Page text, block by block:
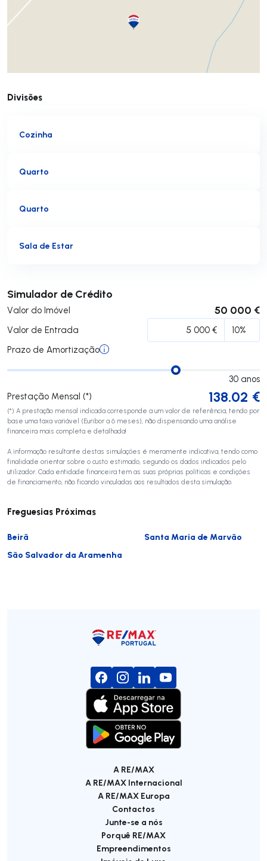
Divisões
Cozinha
Quarto
Quarto
Sala de Estar
Simulador de Crédito
Valor do Imóvel 50 000 €
Valor de Entrada
Prazo de Amortização
30 anos
Prestação Mensal (*)
138.02 €
(*) A prestação mensal indicada corresponde a um valor de referência, tendo por
base uma taxa variável (Euribor a 6 meses), não dispensando uma análise
financeira mais completa e detalhada!
A informação resultante destas simulações é meramente indicativa, tendo como
finalidade orientar sobre o custo estimado, segundo os dados indicados pelo
utilizador. Cada entidade financeira tem as suas próprias políticas e condições
de financiamento, não ficando vinculadas aos resultados desta simulação.
Submeter
Freguesias Próximas
Beirã
Santa Maria de Marvão
São Salvador da Aramenha
A RE/MAX
A RE/MAX Internacional
A RE/MAX Europa
Contactos
Junte-se a nós
Porquê RE/MAX
Empreendimentos